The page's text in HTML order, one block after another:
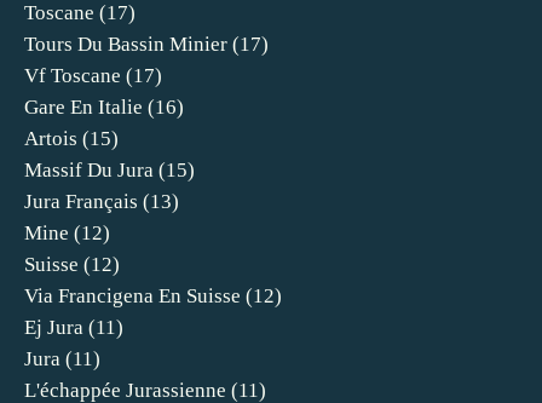
Toscane (17)
Tours Du Bassin Minier (17)
Vf Toscane (17)
Gare En Italie (16)
Artois (15)
Massif Du Jura (15)
Jura Français (13)
Mine (12)
Suisse (12)
Via Francigena En Suisse (12)
Ej Jura (11)
Jura (11)
L'échappée Jurassienne (11)